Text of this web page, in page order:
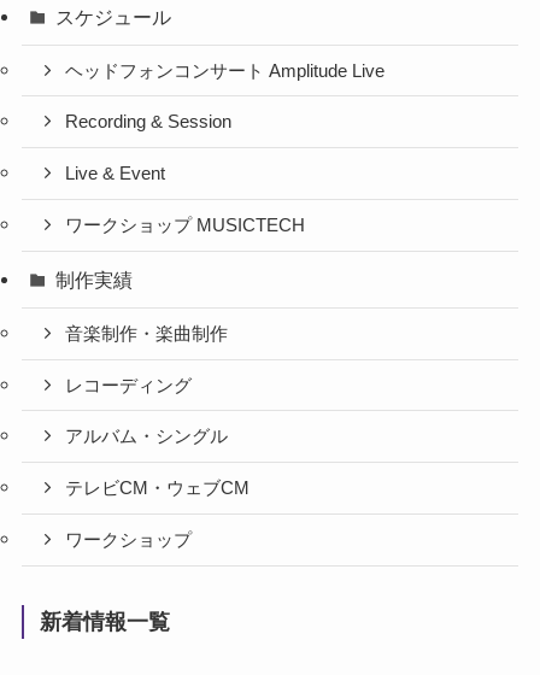
スケジュール
ヘッドフォンコンサート Amplitude Live
Recording & Session
Live & Event
ワークショップ MUSICTECH
制作実績
音楽制作・楽曲制作
レコーディング
アルバム・シングル
テレビCM・ウェブCM
ワークショップ
新着情報一覧